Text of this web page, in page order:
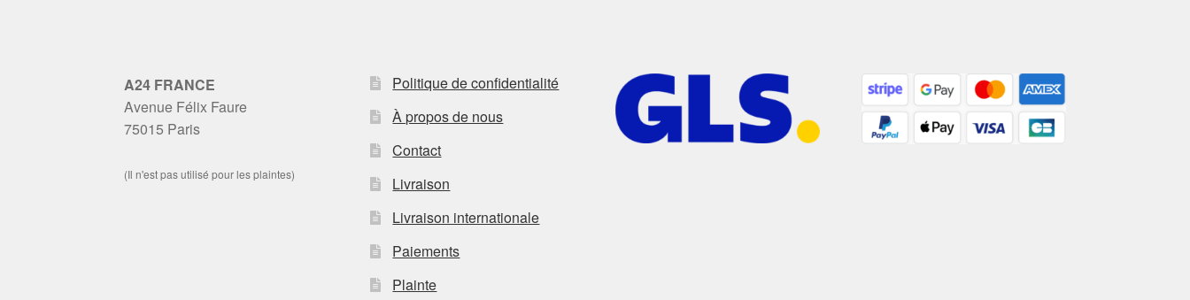
A24 FRANCE
Avenue Félix Faure
75015 Paris
(Il n'est pas utilisé pour les plaintes)
Politique de confidentialité
À propos de nous
Contact
Livraison
Livraison internationale
Paiements
Plainte